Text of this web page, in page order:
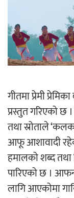
गीतमा प्रेमी
प्रस्तुत गरिएको
तथा स्रोताले
आफू आशावादी
हमालको शब्द तथा
पारिएको छ ।
लागि आएकोमा